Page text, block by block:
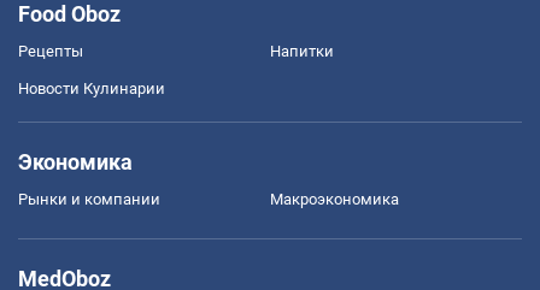
Food Oboz
Рецепты Напитки
Новости Кулинарии
Экономика
Рынки и компании Mакроэкономика
MedOboz